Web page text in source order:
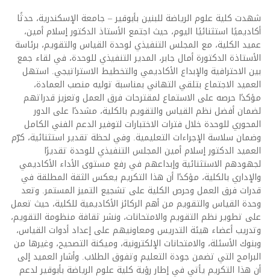
شهدت كلية علوم الرياضة للبنين بأبوقير – جامعة الإسكندرية، حدثًا
أكاديميًا استثنائيًا اليوم، حيث اجتمع الأستاذ الدكتور إسلام أمين،
عميد الكلية، مع المجلس التنفيذي لوحدة القياس والتقويم، برئاسة
الأستاذة الدكتورة أمال جابر، المدير التنفيذي للوحدة، في لقاء جمع
بين الاحترافية والإبداع الأكاديمي والتخطيط الاستراتيجي. استهل
العميد الاجتماع بتلقي التهاني بمناسبة توليه منصب العمادة،
مؤكدًا حرصه على الاستماع لمقترحات فرق العمل وتعزيز قدراتهم
لضمان أفضل نظم القياس والتقويم بالكلية، مشددًا على الدور
المحوري للوحدة خلال فترات الاختبارات لتوفير الدعم الفني الكامل
وضمان سلاسة الإجراءات التعليمية. وفي لحظة تقدير استثنائية، كرّم
العميد الدكتور إسلام أمين المجلس التنفيذي للوحدة تقديرًا
لجهودهم الاستثنائية وإبداعهم في رفع مستوى الأداء الأكاديمي
والإداري بالكلية، مؤكدًا أن هذا التكريم يعكس الثقة المطلقة في
قدرات فرق العمل وحرص الكلية على تشجيع التميز المستمر. وتعد
وحدة القياس والتقويم من أهم الركائز الأكاديمية للكلية، حيث تعمل
على تطوير نظم التقويم والامتحانات، ونشر ثقافة منظومة التقويم،
وتدريب أعضاء هيئة التدريس ومعاونيهم على إعداد أدوات القياس،
وبنوك الأسئلة، والامتحانات الإلكترونية، وميكنة التصحيح، وغيرها من
البرامج التي تضمن جودة التعليم وتفوق الطلاب. وأشار العميد إلى
أن هذا التكريم يأتي في إطار رؤية كلية علوم الرياضة بأبوقير لدعم